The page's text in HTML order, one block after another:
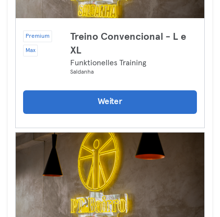
Premium
Max
Treino Convencional - L e
XL
Funktionelles Training
Saldanha
Weiter